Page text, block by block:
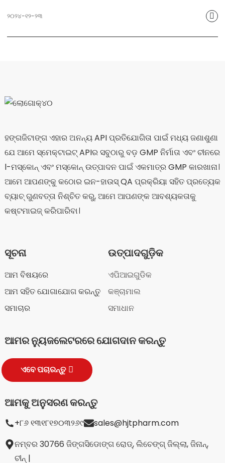
ରକ୍ତ ସଞ୍ଚାଳନକୁ ପ୍ରୋତ୍ସାହିତ କରିବା ଏବଂ ରକ୍ତ ସ୍ଥିରତାକୁ ଦୂର
ଏହାର ଅନନ୍ୟ ପ୍ରଭାବ ସହିତ, ମସ୍କ ହାର୍ଟ ପେନ୍ ନିଙ୍ଗ୍ ଟାବଲେଟ୍
୨୦୨୪-୧୨-୨୩
ହଙ୍ଗଜିଟାଙ୍ଗ ଏହାର ଅନନ୍ୟ API ପ୍ରତିଯୋଗିତା ପାଇଁ ମଧ୍ୟ ଜଣାଶୁଣା
ଯେ ଆମେ ସ୍ମେକ୍ଟାଇଟ୍ APIର ସବୁଠାରୁ ବଡ଼ GMP ନିର୍ମାତା ଏବଂ ଚୀନରେ
l-ମସ୍କୋନ୍ ଏବଂ ମସ୍କୋନ୍ ଉତ୍ପାଦନ ପାଇଁ ଏକମାତ୍ର GMP କାରଖାନା।
ଆମେ ଆପଣଙ୍କୁ କଠୋର ଇନ-ହାଉସ୍ QA ପ୍ରକ୍ରିୟା ସହିତ ପ୍ରତ୍ୟେକ
ବ୍ୟାଚ୍ ଗୁଣବତ୍ତା ନିଶ୍ଚିତ କରୁ, ଆମେ ଆପଣଙ୍କ ଆବଶ୍ୟକତାକୁ
କଷ୍ଟମାଇଜ୍ କରିପାରିବା।
ସୂଚନା
ଆମ ବିଷୟରେ
ଆମ ସହିତ ଯୋଗାଯୋଗ କରନ୍ତୁ
ସମାଚାର
ଉତ୍ପାଦଗୁଡ଼ିକ
ଏପିଆଇଗୁଡିକ
କଞ୍ଚାମାଲ
ସମାଧାନ
ଆମର ନ୍ୟୁଜଲେଟରରେ ଯୋଗଦାନ କରନ୍ତୁ
ଏବେ ପଚାରନ୍ତୁ
ଆମକୁ ଅନୁସରଣ କରନ୍ତୁ
+୮୬ ୧୩୧୮୧୭୦୩୨୬୯
sales@hjtpharm.com
ନମ୍ବର 30766 ଜିଙ୍ଗସିଡୋଙ୍ଗ ରୋଡ୍, ଲିଚେଙ୍ଗ୍ ଜିଲ୍ଲା, ଜିନାନ୍,
ଚୀନ୍ |